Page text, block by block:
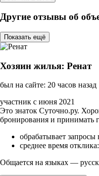
Другие отзывы об
Показать ещё
Хозяин жилья: Ренат
был на сайте: 20 часов назад
участник с июня 2021
Это знаток Суточно.ру.
бронирования и принимать
обрабатывает запросы
среднее время
Общается на языках —